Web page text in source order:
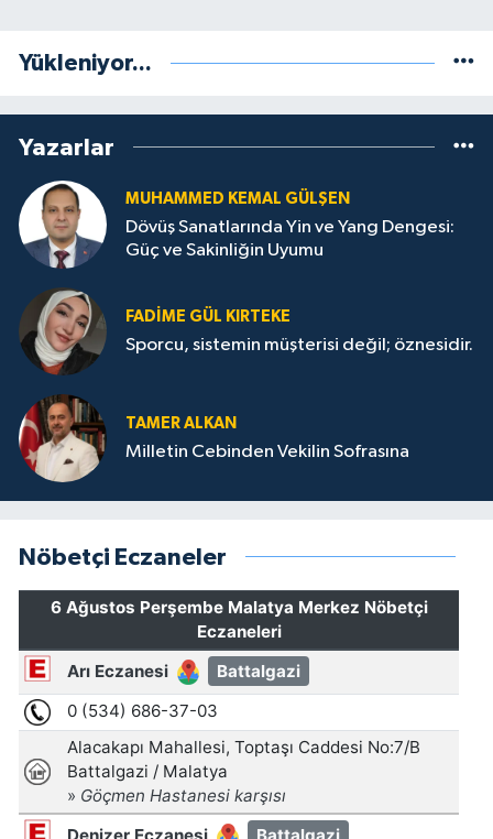
Yükleniyor...
Yazarlar
MUHAMMED KEMAL GÜLŞEN
Dövüş Sanatlarında Yin ve Yang Dengesi:
Güç ve Sakinliğin Uyumu
FADIME GÜL KIRTEKE
Sporcu, sistemin müşterisi değil; öznesidir.
TAMER ALKAN
Milletin Cebinden Vekilin Sofrasına
Nöbetçi Eczaneler